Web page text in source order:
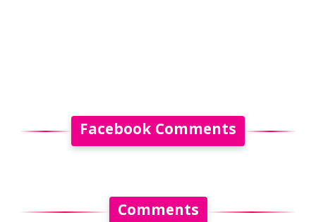
Facebook Comments
Comments